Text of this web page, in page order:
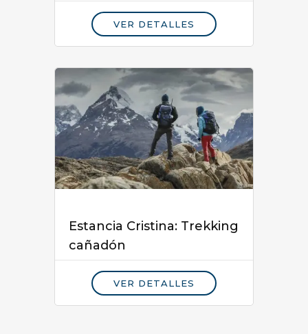
VER DETALLES
Estancia Cristina: Trekking
cañadón
VER DETALLES